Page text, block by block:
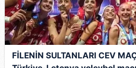
FİLENİN SULTANLARI CEV